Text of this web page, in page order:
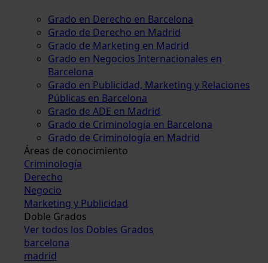
Grado en Derecho en Barcelona
Grado de Derecho en Madrid
Grado de Marketing en Madrid
Grado en Negocios Internacionales en
Barcelona
Grado en Publicidad, Marketing y Relaciones
Públicas en Barcelona
Grado de ADE en Madrid
Grado de Criminología en Barcelona
Grado de Criminología en Madrid
Áreas de conocimiento
Criminología
Derecho
Negocio
Marketing y Publicidad
Doble Grados
Ver todos los Dobles Grados
barcelona
madrid